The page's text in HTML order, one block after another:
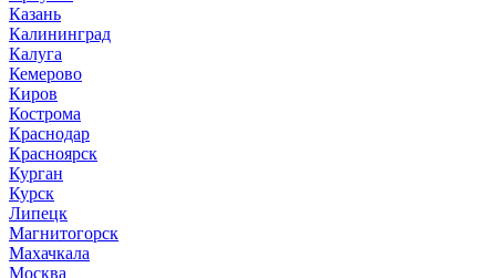
Казань
Калининград
Калуга
Кемерово
Киров
Кострома
Краснодар
Красноярск
Курган
Курск
Липецк
Магнитогорск
Махачкала
Москва